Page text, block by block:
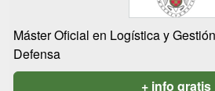
Máster Oficial en Logística y
Defensa
+ info gratis